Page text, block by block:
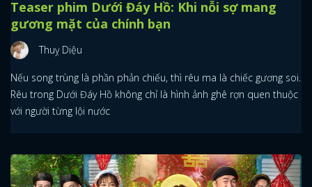
Teaser phim Dưới Đáy Hồ: Khi nỗi sợ mang
gương mặt của chính bạn
Thuỵ Diệu
Nếu song trùng là phần phản chiếu, thì rêu ma là chiếc gương soi.
Rêu trong Dưới Đáy Hồ không chỉ là hình ảnh ghê rợn quen thuộc
với người từng lội nước